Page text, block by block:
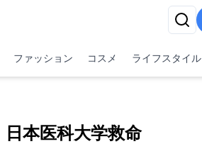
ファッション コスメ ライフスタイル
本医科大学救命